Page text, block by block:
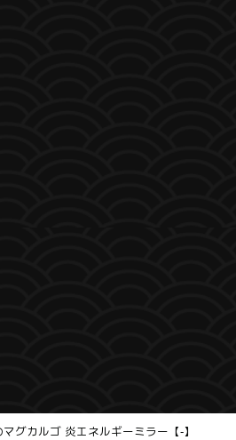
グカルゴ 炎エネルギーミラー【-】